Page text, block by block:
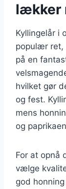
lækker
Kyllingelår i
populær ret,
på en
hvilket gør
og fest.
mens
og
For at opnå
vælge
god